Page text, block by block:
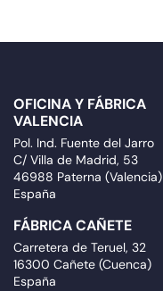
OFICINA Y FÁBRICA
VALENCIA
Pol. Ind. Fuente del Jarro
C/ Villa de Madrid, 53
46988 Paterna (Valencia)
España
FÁBRICA CAÑETE
Carretera de Teruel, 32
16300 Cañete (Cuenca)
España